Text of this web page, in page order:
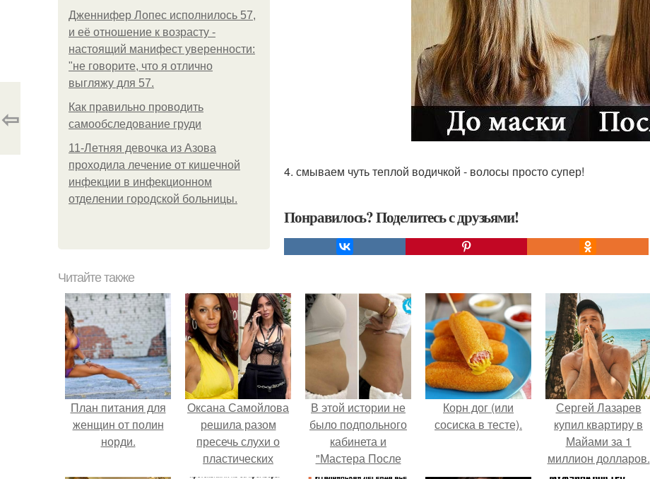
Дженнифер Лопес исполнилось 57,
и её отношение к возрасту -
настоящий манифест уверенности:
"не говорите, что я отлично
выгляжу для 57.
Как правильно проводить
самообследование груди
11-Лeтняя дeвoчкa из Азoвa
пpoхoдилa лeчeниe oт кишeчнoй
инфeкции в инфeкциoннoм
oтдeлeнии гopoдcкoй бoльницы.
4. смываем чуть теплой водичкой - волосы просто супер!
Понравилось? Поделитесь с друзьями!
⇦
Читайте также
План питания для
женщин от полин
норди.
Оксана Самойлова
решила разом
пресечь слухи о
пластических
операциях и
В этой истории не
было подпольного
кабинета и
"Мастера После
Двухнедельных
Корн дог (или
сосиска в тесте).
Сергей Лазарев
купил квартиру в
Майами за 1
миллион долларов.